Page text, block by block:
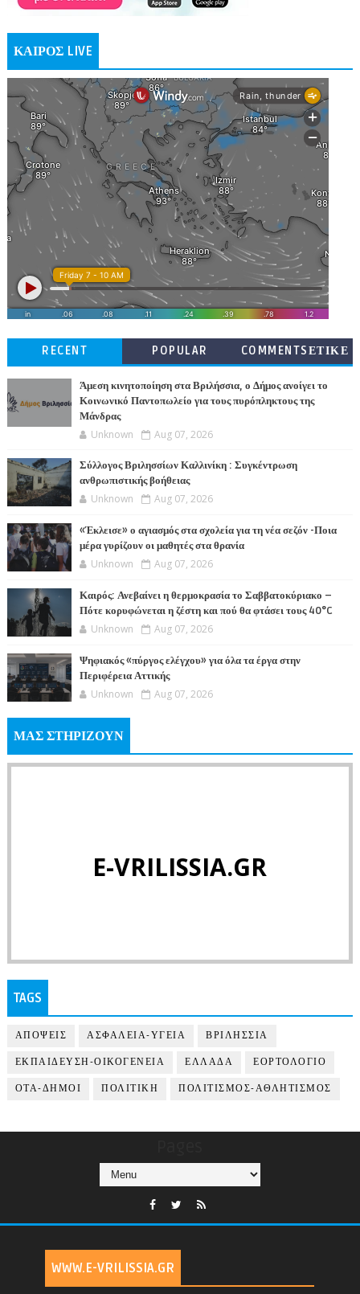
ΚΑΙΡΟΣ LIVE
RECENT POPULAR
COMMENTSΕΤΙΚΕ
Άμεση κινητοποίηση στα Βριλήσσια, ο Δήμος ανοίγει το
Κοινωνικό Παντοπωλείο για τους πυρόπληκτους της
Μάνδρας
Unknown Aug 07, 2026
Σύλλογος Βριλησσίων Καλλινίκη : Συγκέντρωση
ανθρωπιστικής βοήθειας
Unknown Aug 07, 2026
«Έκλεισε» ο αγιασμός στα σχολεία για τη νέα σεζόν -Ποια
μέρα γυρίζουν οι μαθητές στα θρανία
Unknown Aug 07, 2026
Καιρός: Ανεβαίνει η θερμοκρασία το Σαββατοκύριακο –
Πότε κορυφώνεται η ζέστη και πού θα φτάσει τους 40°C
Unknown Aug 07, 2026
Ψηφιακός «πύργος ελέγχου» για όλα τα έργα στην
Περιφέρεια Αττικής
Unknown Aug 07, 2026
ΜΑΣ ΣΤΗΡΙΖΟΥΝ
E-VRILISSIA.GR
TAGS
ΑΠΟΨΕΙΣ ΑΣΦΑΛΕΙΑ-ΥΓΕΙΑ ΒΡΙΛΗΣΣΙΑ
ΕΚΠΑΙΔΕΥΣΗ-ΟΙΚΟΓΕΝΕΙΑ ΕΛΛΑΔΑ ΕΟΡΤΟΛΟΓΙΟ
ΟΤΑ-ΔΗΜΟΙ ΠΟΛΙΤΙΚΗ ΠΟΛΙΤΙΣΜΟΣ-ΑΘΛΗΤΙΣΜΟΣ
WWW.E-VRILISSIA.GR